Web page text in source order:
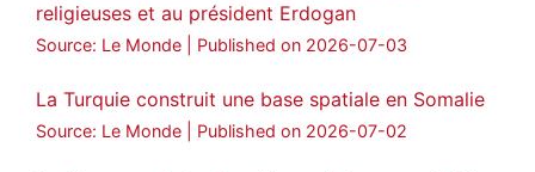
religieuses et au président Erdogan
Source: Le Monde Published on 2026-07-03
La Turquie construit une base spatiale en Somalie
Source: Le Monde Published on 2026-07-02